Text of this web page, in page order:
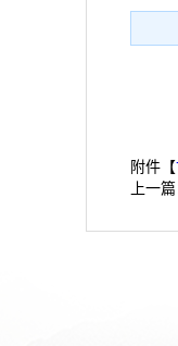
附件【
上一篇